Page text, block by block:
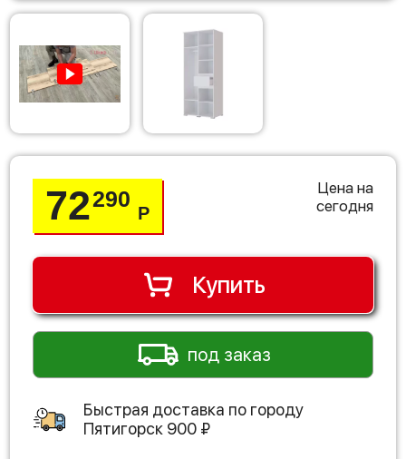
72290
Р
Цена на
сегодня
Купить
под заказ
Быстрая доставка по городу
Пятигорск 900 ₽